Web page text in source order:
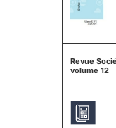
Revue
volume 12